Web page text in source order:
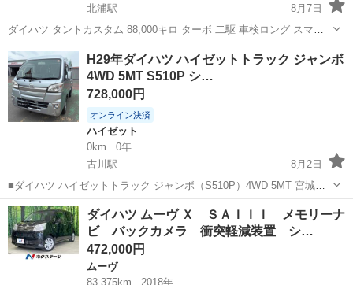
北浦駅
8月7日
ダイハツ タントカスタム 88,000キロ ターボ 二駆 車検ロング スマー
トキー×1個 ナビ、フルセグTV、バックカメラ（パナソニック パワー
スライドドア HID フォグランプ ETC 純正15インチアルミホイール リ
ア...
宮城 大崎市 北浦駅
H29年ダイハツ ハイゼットトラック ジャンボ
4WD 5MT S510P シ…
728,000円
オンライン決済
ハイゼット
0km
0年
古川駅
8月2日
■ダイハツ ハイゼットトラック ジャンボ（S510P）4WD 5MT 宮城県
大崎市の中古車店「チバガレージ」です。 自社買取の軽トラックで
す。 【車両情報】 ・メーカー／車種：ダイハツ ハイゼットトラック
・グレード：ジャン...
宮城 大崎市 古川駅 ハイゼット
ダイハツ ムーヴ Ｘ ＳＡＩＩＩ メモリーナ
ビ バックカメラ 衝突軽減装置 シ…
472,000円
ムーヴ
83,375km
2018年